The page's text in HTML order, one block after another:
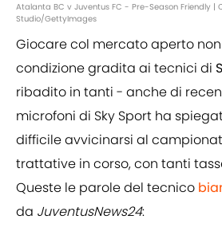
Atalanta BC v Juventus FC - Pre-Season Friendly |
Studio/GettyImages
Giocare col mercato aperto
condizione gradita ai tecnici di
ribadito in tanti - anche di
microfoni di Sky Sport ha
difficile avvicinarsi al
trattative in corso, con tanti
Queste le parole del tecnico
da JuventusNews24: